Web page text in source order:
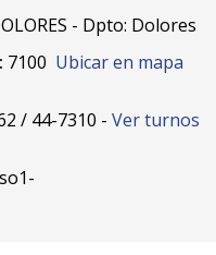
- Dpto: Dolores
7100 Ubicar en mapa
/ 44-7310 - Ver turnos